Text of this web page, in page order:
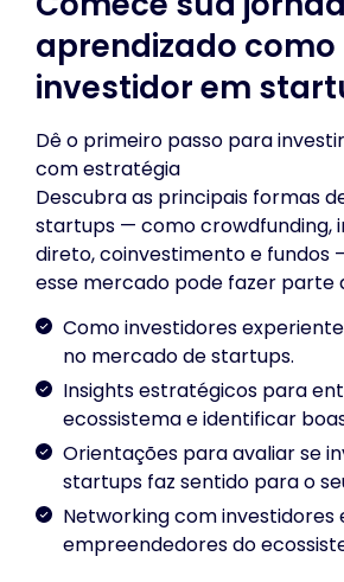
aprendizado como
investidor em
Dê o primeiro passo para
com estratégia
Descubra as principais formas
startups — como crowdfunding,
direto, coinvestimento e fundos
esse mercado pode fazer parte
Como investidores
no mercado de startups.
Insights estratégicos para
ecossistema e identificar
Orientações para avaliar se
startups faz sentido para o
Networking com investidores
empreendedores do